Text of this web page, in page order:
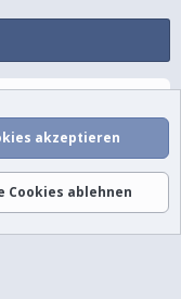
S
akzeptieren
Cookies ablehnen